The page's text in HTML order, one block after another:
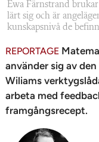
Ewa Färnstrand
lärt sig och är
kunskapsnivå de
REPORTAGE
använder sig av
Wiliams
arbeta med
framgångsrecept.